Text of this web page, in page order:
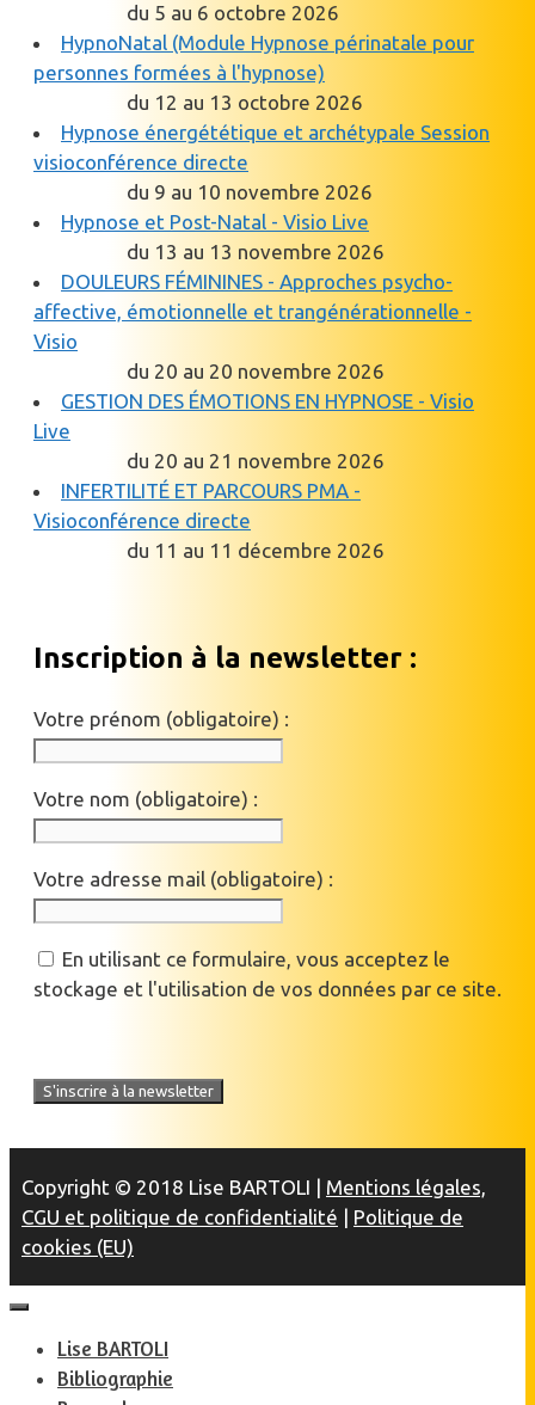
du 5 au 6 octobre 2026
HypnoNatal (Module Hypnose périnatale pour
personnes formées à l'hypnose)
du 12 au 13 octobre 2026
Hypnose énergététique et archétypale Session
visioconférence directe
du 9 au 10 novembre 2026
Hypnose et Post-Natal - Visio Live
du 13 au 13 novembre 2026
DOULEURS FÉMININES - Approches psycho-
affective, émotionnelle et trangénérationnelle -
Visio
du 20 au 20 novembre 2026
GESTION DES ÉMOTIONS EN HYPNOSE - Visio
Live
du 20 au 21 novembre 2026
INFERTILITÉ ET PARCOURS PMA -
Visioconférence directe
du 11 au 11 décembre 2026
Inscription à la newsletter :
Votre prénom (obligatoire) :
Votre nom (obligatoire) :
Votre adresse mail (obligatoire) :
En utilisant ce formulaire, vous acceptez le
stockage et l'utilisation de vos données par ce site.
Copyright © 2018 Lise BARTOLI | Mentions légales,
CGU et politique de confidentialité | Politique de
cookies (EU)
Lise BARTOLI
Bibliographie